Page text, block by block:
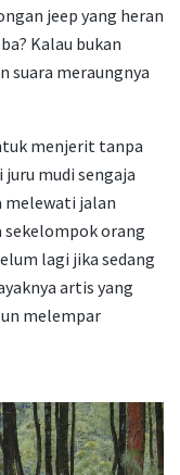
jeep yang heran
Kalau bukan
suara meraungnya
menjerit tanpa
mudi sengaja
melewati jalan
sekelompok orang
lagi jika sedang
artis yang
melempar